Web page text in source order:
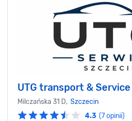
UTG transport & Service
Milczańska 31 D, Szczecin
4.3 (7 opinii)